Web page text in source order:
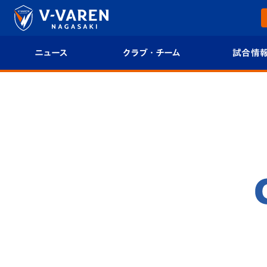
ニュース クラブ・チーム 試合情
U-21 Jリーグ関
フォトギャラ